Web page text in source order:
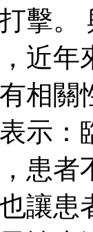
擊。
近年
相關
示：
患者
讓